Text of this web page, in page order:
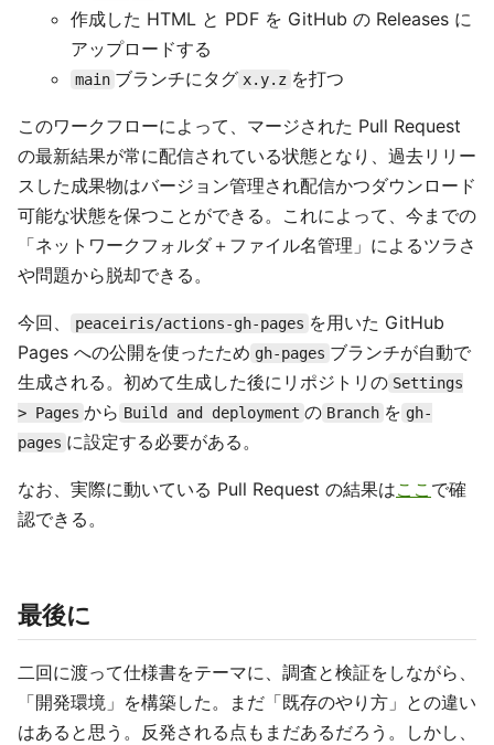
作成した HTML と PDF を GitHub の Releases に
アップロードする
main ブランチにタグ x.y.z を打つ
このワークフローによって、マージされた Pull Request
の最新結果が常に配信されている状態となり、過去リリー
スした成果物はバージョン管理され配信かつダウンロード
可能な状態を保つことができる。これによって、今までの
「ネットワークフォルダ＋ファイル名管理」によるツラさ
や問題から脱却できる。
今回、 peaceiris/actions-gh-pages を用いた GitHub
Pages への公開を使ったため gh-pages ブランチが自動で
生成される。初めて生成した後にリポジトリの Settings
> Pages から Build and deployment の Branch を gh-
pages に設定する必要がある。
なお、実際に動いている Pull Request の結果はここ で確
認できる。
最後に
二回に渡って仕様書をテーマに、調査と検証をしながら、
「開発環境」を構築した。まだ「既存のやり方」との違い
はあると思う。反発される点もまだあるだろう。しかし、